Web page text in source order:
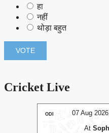
हा
नहीं
थोड़ा बहुत
Cricket Live
07 Aug
ODI
At